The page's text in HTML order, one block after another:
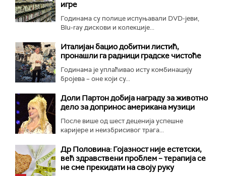
игре
Годинама су полице испуњавали DVD-јеви,
Blu-ray дискови и колекције...
Италијан бацио добитни листић,
пронашли га радници градске чистоће
Годинама је уплаћивао исту комбинацију
бројева – оне који су...
Доли Партон добија награду за животно
дело за допринос американа музици
После више од шест деценија успешне
каријере и неизбрисивог трага...
Др Половина: Гојазност није естетски,
већ здравствени проблем – терапија се
не сме прекидати на своју руку